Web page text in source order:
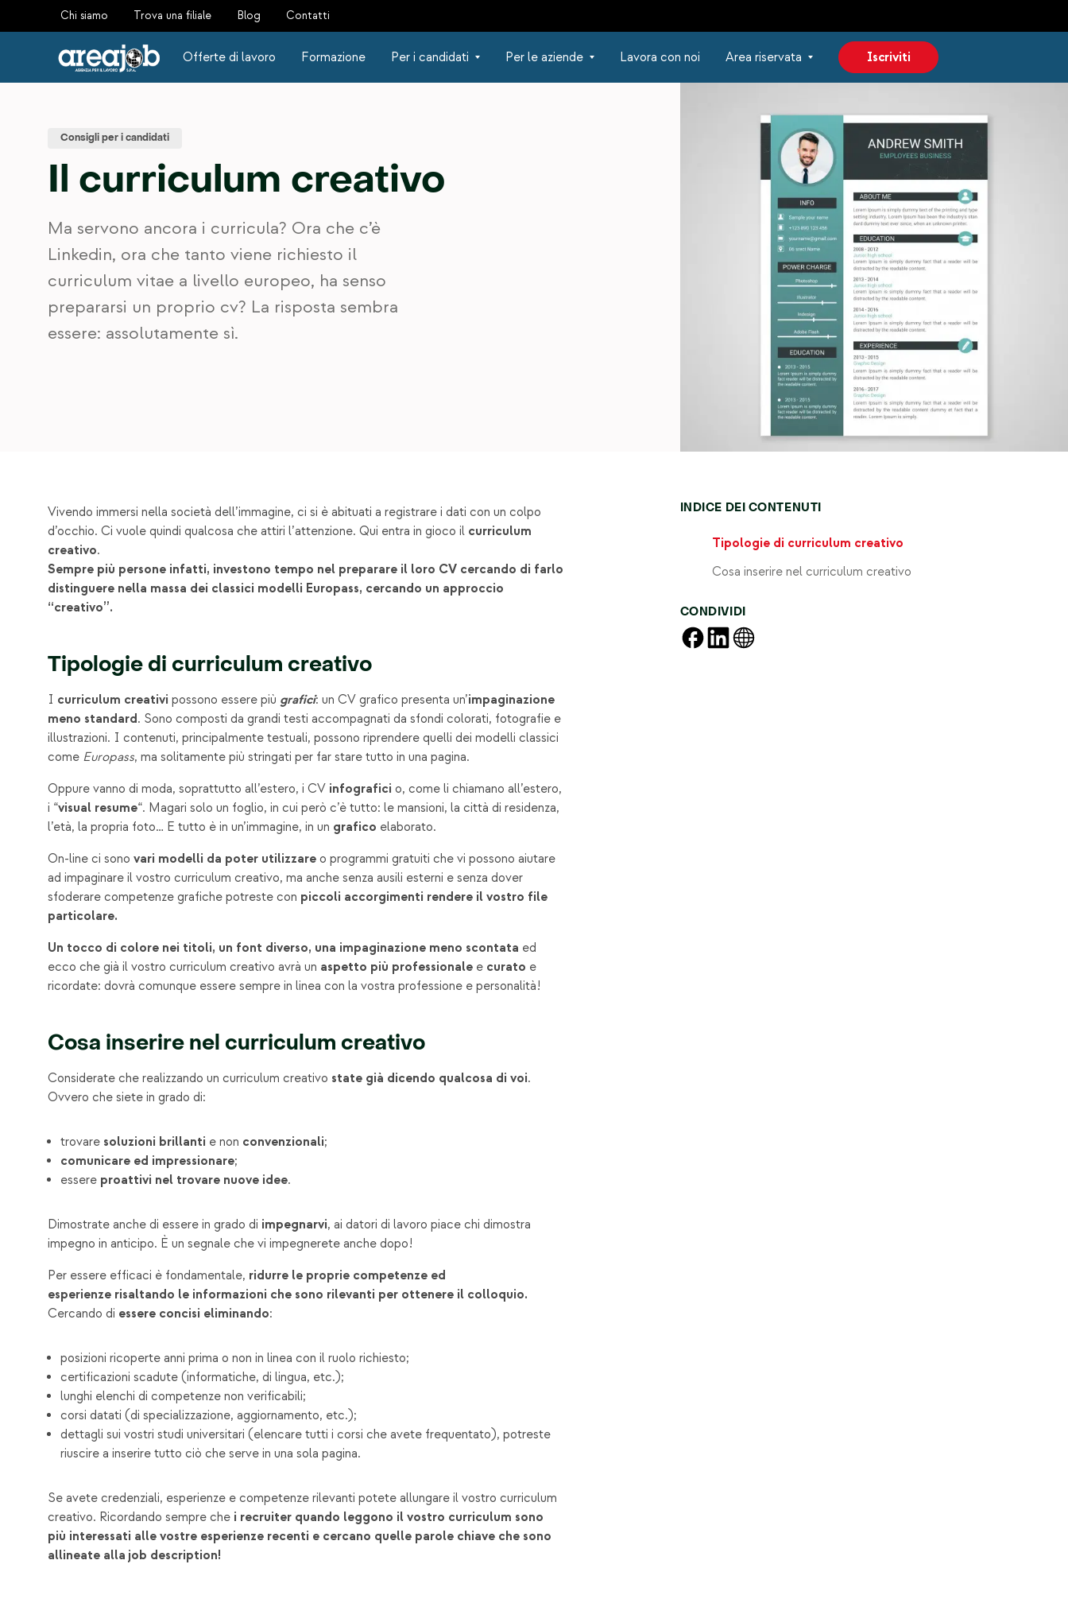
Chi siamo Trova una filiale Blog Contatti
Offerte di lavoro Formazione Per i candidati Per le aziende Lavora con noi Area riservata Iscriviti
Consigli per i candidati
Il curriculum creativo
Ma servono ancora i curricula? Ora che c’è
Linkedin, ora che tanto viene richiesto il
curriculum vitae a livello europeo, ha senso
prepararsi un proprio cv? La risposta sembra
essere: assolutamente sì.
INDICE DEI CONTENUTI
Tipologie di curriculum creativo
Cosa inserire nel curriculum creativo
CONDIVIDI
Vivendo immersi nella società dell’immagine, ci si è abituati a registrare i dati con un colpo
d’occhio. Ci vuole quindi qualcosa che attiri l’attenzione. Qui entra in gioco il curriculum
creativo.
Sempre più persone infatti, investono tempo nel preparare il loro CV cercando di farlo
distinguere nella massa dei classici modelli Europass, cercando un approccio
“creativo”.
Tipologie di curriculum creativo
I curriculum creativi possono essere più grafici: un CV grafico presenta un’impaginazione
meno standard. Sono composti da grandi testi accompagnati da sfondi colorati, fotografie e
illustrazioni. I contenuti, principalmente testuali, possono riprendere quelli dei modelli classici
come Europass, ma solitamente più stringati per far stare tutto in una pagina.
Oppure vanno di moda, soprattutto all’estero, i CV infografici o, come li chiamano all’estero,
i “visual resume“. Magari solo un foglio, in cui però c’è tutto: le mansioni, la città di residenza,
l’età, la propria foto… E tutto è in un’immagine, in un grafico elaborato.
On-line ci sono vari modelli da poter utilizzare o programmi gratuiti che vi possono aiutare
ad impaginare il vostro curriculum creativo, ma anche senza ausili esterni e senza dover
sfoderare competenze grafiche potreste con piccoli accorgimenti rendere il vostro file
particolare.
Un tocco di colore nei titoli, un font diverso, una impaginazione meno scontata ed
ecco che già il vostro curriculum creativo avrà un aspetto più professionale e curato e
ricordate: dovrà comunque essere sempre in linea con la vostra professione e personalità!
Cosa inserire nel curriculum creativo
Considerate che realizzando un curriculum creativo state già dicendo qualcosa di voi.
Ovvero che siete in grado di:
trovare soluzioni brillanti e non convenzionali;
comunicare ed impressionare;
essere proattivi nel trovare nuove idee.
Dimostrate anche di essere in grado di impegnarvi, ai datori di lavoro piace chi dimostra
impegno in anticipo. È un segnale che vi impegnerete anche dopo!
Per essere efficaci è fondamentale, ridurre le proprie competenze ed
esperienze risaltando le informazioni che sono rilevanti per ottenere il colloquio.
Cercando di essere concisi eliminando:
posizioni ricoperte anni prima o non in linea con il ruolo richiesto;
certificazioni scadute (informatiche, di lingua, etc.);
lunghi elenchi di competenze non verificabili;
corsi datati (di specializzazione, aggiornamento, etc.);
dettagli sui vostri studi universitari (elencare tutti i corsi che avete frequentato), potreste
riuscire a inserire tutto ciò che serve in una sola pagina.
Se avete credenziali, esperienze e competenze rilevanti potete allungare il vostro curriculum
creativo. Ricordando sempre che i recruiter quando leggono il vostro curriculum sono
più interessati alle vostre esperienze recenti e cercano quelle parole chiave che sono
allineate alla job description!